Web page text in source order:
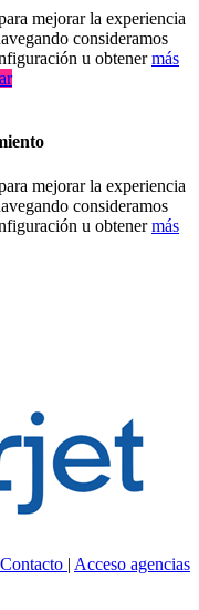
mejorar la experiencia
consideramos
u obtenermás
mejorar la experiencia
consideramos
u obtenermás
Contacto | Acceso agencias